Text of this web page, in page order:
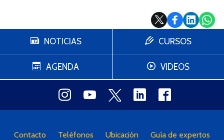
NOTICIAS
AGENDA
CURSOS
VIDEOS
Contacto Teléfonos Ubicación Guía de expertos